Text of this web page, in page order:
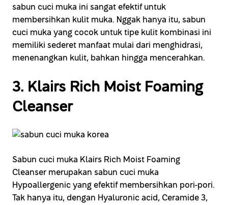
sabun cuci muka ini sangat efektif untuk
membersihkan kulit muka. Nggak hanya itu, sabun
cuci muka yang cocok untuk tipe kulit kombinasi ini
memiliki sederet manfaat mulai dari menghidrasi,
menenangkan kulit, bahkan hingga mencerahkan.
3. Klairs Rich Moist Foaming
Cleanser
Sabun cuci muka Klairs Rich Moist Foaming
Cleanser merupakan sabun cuci muka
Hypoallergenic yang efektif membersihkan pori-pori.
Tak hanya itu, dengan Hyaluronic acid, Ceramide 3,